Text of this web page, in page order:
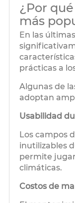
¿Por
más
En las
prácticas a
Algunas de
adoptan
Usabilidad
Los campos
inutilizables
permite
climáticas.
Costos de